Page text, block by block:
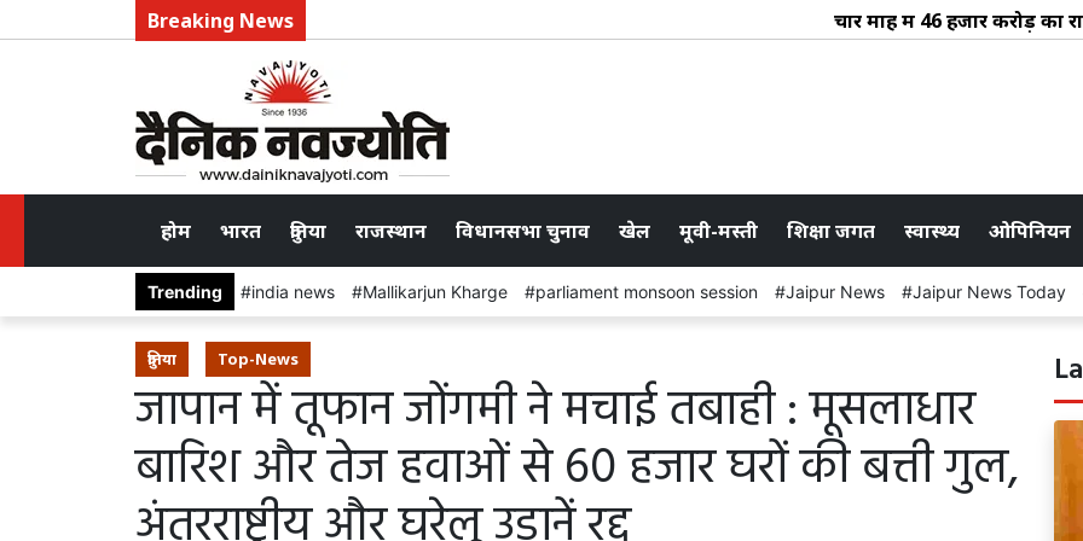
Breaking News चार माह में 46 हजार करोड़ का
होम भारत दुनिया राजस्थान विधानसभा चुनाव खेल मूवी-मस्ती शिक्षा जगत स्वास्थ्य ओपिनियन
Trending india news Mallikarjun Kharge parliament monsoon session Jaipur News Jaipur News Today
दुनिया Top-News
जापान में तूफान जोंगमी ने मचाई तबाही : मूसलाधार
बारिश और तेज हवाओं से 60 हजार घरों की बत्ती गुल,